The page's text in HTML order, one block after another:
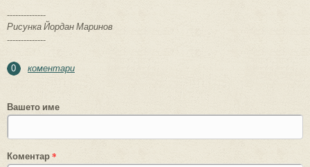
--------------
Рисунка Йордан Маринов
--------------
0 коментари
Вашето име
Коментар*